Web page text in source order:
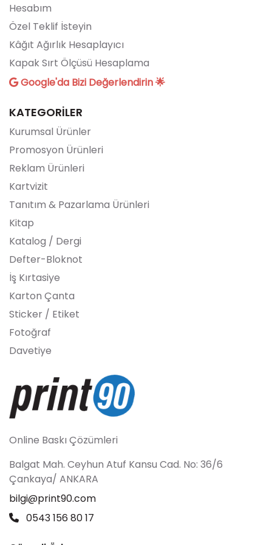
Hesabım
Özel Teklif İsteyin
Kâğıt Ağırlık Hesaplayıcı
Kapak Sırt Ölçüsü Hesaplama
Google'da Bizi Değerlendirin 🌟
KATEGORİLER
Kurumsal Ürünler
Promosyon Ürünleri
Reklam Ürünleri
Kartvizit
Tanıtım & Pazarlama Ürünleri
Kitap
Katalog / Dergi
Defter-Bloknot
İş Kırtasiye
Karton Çanta
Sticker / Etiket
Fotoğraf
Davetiye
Online Baskı Çözümleri
Balgat Mah. Ceyhun Atuf Kansu Cad. No: 36/6
Çankaya/ ANKARA
bilgi@print90.com
0543 156 80 17